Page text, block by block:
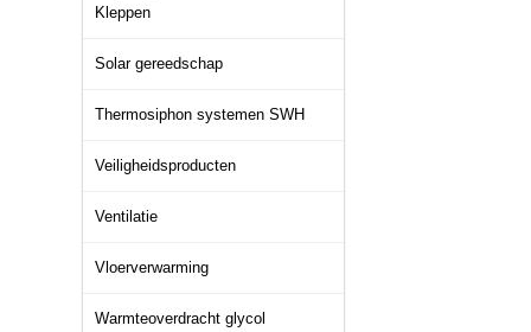
Kleppen
Solar gereedschap
Thermosiphon systemen SWH
Veiligheidsproducten
Ventilatie
Vloerverwarming
Warmteoverdracht glycol